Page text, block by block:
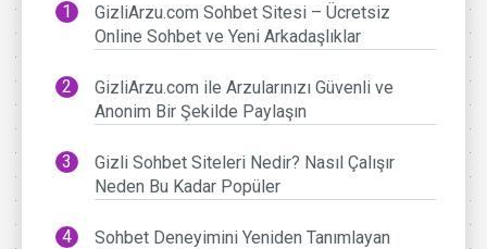
GizliArzu.com Sohbet Sitesi – Ücretsiz
Online Sohbet ve Yeni Arkadaşlıklar
GizliArzu.com ile Arzularınızı Güvenli ve
Anonim Bir Şekilde Paylaşın
Gizli Sohbet Siteleri Nedir? Nasıl Çalışır
Neden Bu Kadar Popüler
Sohbet Deneyimini Yeniden Tanımlayan